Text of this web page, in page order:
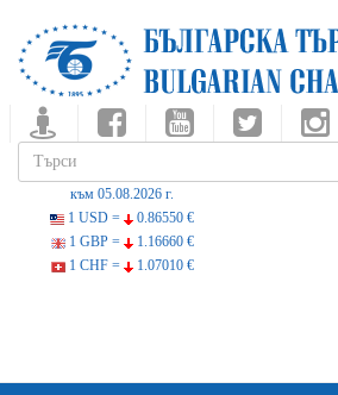
към 05.08.2026 г.
1 USD =
0.86550 €
1 GBP =
1.16660 €
1 CHF =
1.07010 €